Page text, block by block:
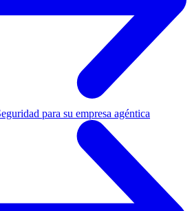
para su empresa agéntica